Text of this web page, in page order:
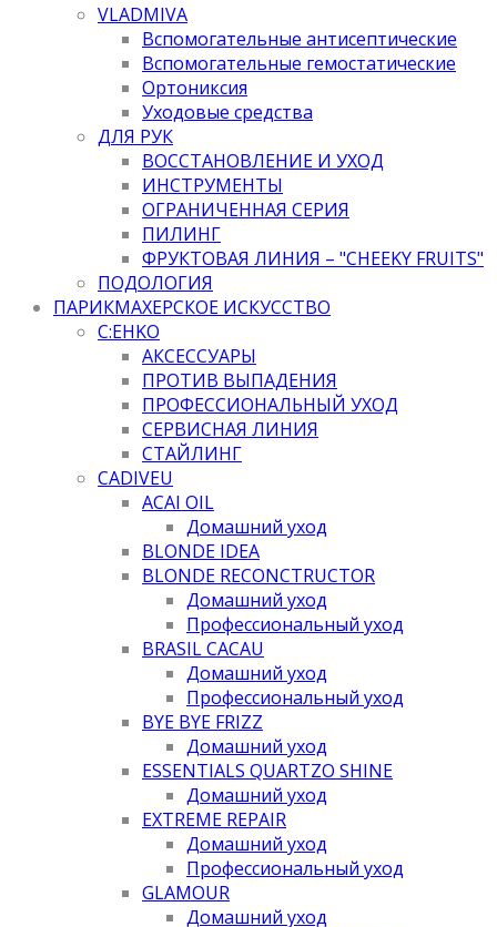
VLADMIVA
Вспомогательные антисептические
Вспомогательные гемостатические
Ортониксия
Уходовые средства
ДЛЯ РУК
ВОССТАНОВЛЕНИЕ И УХОД
ИНСТРУМЕНТЫ
ОГРАНИЧЕННАЯ СЕРИЯ
ПИЛИНГ
ФРУКТОВАЯ ЛИНИЯ – "CHEEKY FRUITS"
ПОДОЛОГИЯ
ПАРИКМАХЕРСКОЕ ИСКУССТВО
C:EHKO
АКСЕССУАРЫ
ПРОТИВ ВЫПАДЕНИЯ
ПРОФЕССИОНАЛЬНЫЙ УХОД
СЕРВИСНАЯ ЛИНИЯ
СТАЙЛИНГ
CADIVEU
ACAI OIL
Домашний уход
BLONDE IDEA
BLONDE RECONCTRUCTOR
Домашний уход
Профессиональный уход
BRASIL CACAU
Домашний уход
Профессиональный уход
BYE BYE FRIZZ
Домашний уход
ESSENTIALS QUARTZO SHINE
Домашний уход
EXTREME REPAIR
Домашний уход
Профессиональный уход
GLAMOUR
Домашний уход